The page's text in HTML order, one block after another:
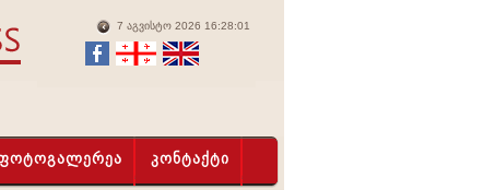
7 აგვისტო 2026 16:28:01
კონტაქტი